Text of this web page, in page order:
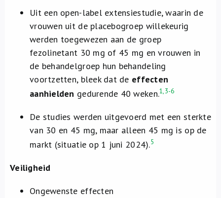
Uit een open-label extensiestudie, waarin de
vrouwen uit de placebogroep willekeurig
werden toegewezen aan de groep
fezolinetant 30 mg of 45 mg en vrouwen in
de behandelgroep hun behandeling
voortzetten, bleek dat de effecten
aanhielden gedurende 40 weken.1,3-6
De studies werden uitgevoerd met een sterkte
van 30 en 45 mg, maar alleen 45 mg is op de
markt (situatie op 1 juni 2024).5
Veiligheid
Ongewenste effecten